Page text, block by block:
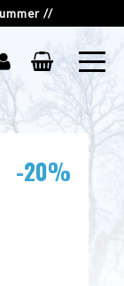
//
-20%